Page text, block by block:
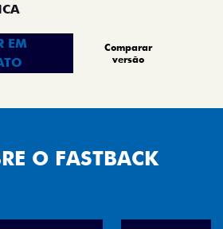
EM
Comparar
versão
O FASTBACK